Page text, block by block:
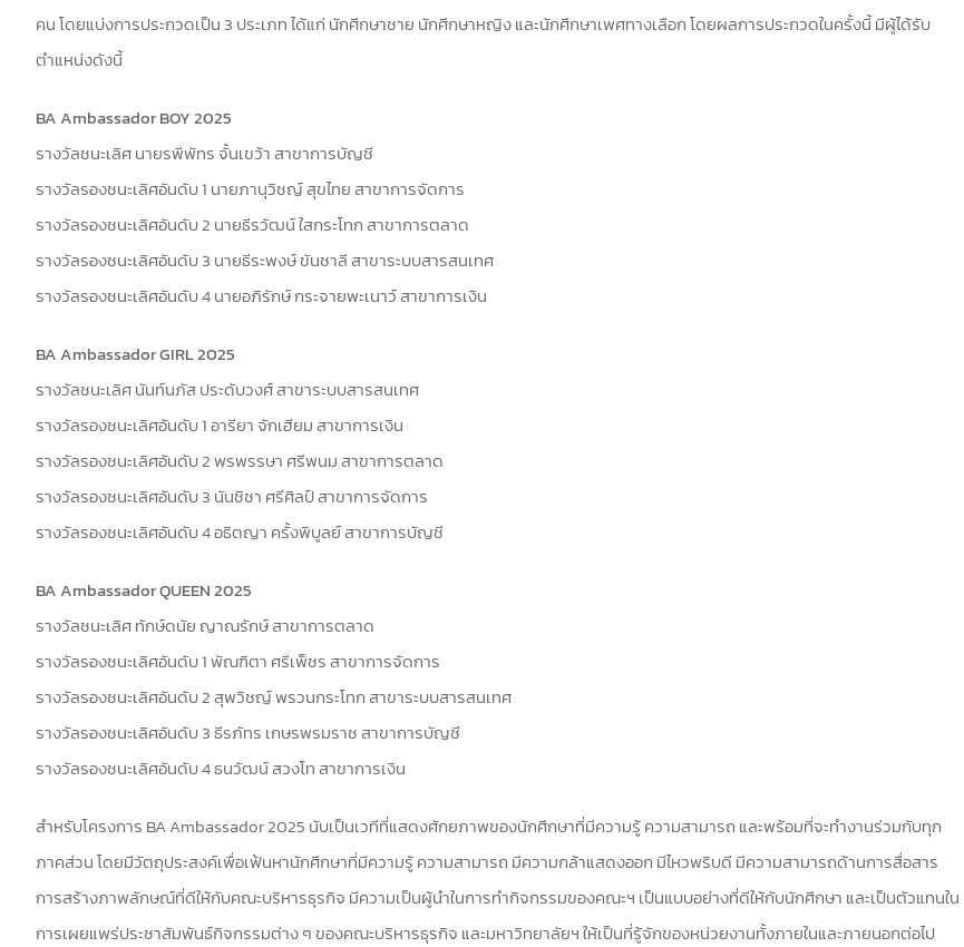
คน โดยแบ่งการประกวดเป็น 3 ประเภท ได้แก่ นักศึกษาชาย นักศึกษาหญิง และนักศึกษาเพศทางเลือก โดยผลการประกวดในครั้งนี้ มีผู้ได้รับ
ตำแหน่งดังนี้
BA Ambassador BOY 2025
รางวัลชนะเลิศ นายรพีพัทร จั้นเขว้า สาขาการบัญชี
รางวัลรองชนะเลิศอันดับ 1 นายภานุวิชญ์ สุขไทย สาขาการจัดการ
รางวัลรองชนะเลิศอันดับ 2 นายธีรวัฒน์ ใสกระโทก สาขาการตลาด
รางวัลรองชนะเลิศอันดับ 3 นายธีระพงษ์ ขันชาลี สาขาระบบสารสนเทศ
รางวัลรองชนะเลิศอันดับ 4 นายอภิรักษ์ กระจายพะเนาว์ สาขาการเงิน
BA Ambassador GIRL 2025
รางวัลชนะเลิศ นันท์นภัส ประดับวงศ์ สาขาระบบสารสนเทศ
รางวัลรองชนะเลิศอันดับ 1 อารียา จักเฮียม สาขาการเงิน
รางวัลรองชนะเลิศอันดับ 2 พรพรรษา ศรีพนม สาขาการตลาด
รางวัลรองชนะเลิศอันดับ 3 นันชิชา ศรีศิลป์ สาขาการจัดการ
รางวัลรองชนะเลิศอันดับ 4 อธิตญา ครั้งพิบูลย์ สาขาการบัญชี
BA Ambassador QUEEN 2025
รางวัลชนะเลิศ ทักษ์ดนัย ญาณรักษ์ สาขาการตลาด
รางวัลรองชนะเลิศอันดับ 1 พัณฑิตา ศรีเพ็ชร สาขาการจัดการ
รางวัลรองชนะเลิศอันดับ 2 สุพวิชญ์ พรวนกระโทก สาขาระบบสารสนเทศ
รางวัลรองชนะเลิศอันดับ 3 ธีรภัทร เกษรพรมราช สาขาการบัญชี
รางวัลรองชนะเลิศอันดับ 4 ธนวัฒน์ สวงโท สาขาการเงิน
สำหรับโครงการ BA Ambassador 2025 นับเป็นเวทีที่แสดงศักยภาพของนักศึกษาที่มีความรู้ ความสามารถ และพร้อมที่จะทำงานร่วมกับทุก
ภาคส่วน โดยมีวัตถุประสงค์เพื่อเฟ้นหานักศึกษาที่มีความรู้ ความสามารถ มีความกล้าแสดงออก มีไหวพริบดี มีความสามารถด้านการสื่อสาร
การสร้างภาพลักษณ์ที่ดีให้กับคณะบริหารธุรกิจ มีความเป็นผู้นำในการทำกิจกรรมของคณะฯ เป็นแบบอย่างที่ดีให้กับนักศึกษา และเป็นตัวแทนใน
การเผยแพร่ประชาสัมพันธ์กิจกรรมต่าง ๆ ของคณะบริหารธุรกิจ และมหาวิทยาลัยฯ ให้เป็นที่รู้จักของหน่วยงานทั้งภายในและภายนอกต่อไป